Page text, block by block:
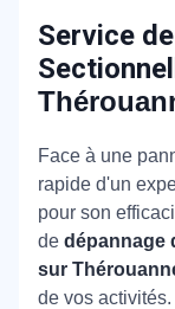
Service
Face à une
rapide d'un
pour son
de dépannage
sur
de vos